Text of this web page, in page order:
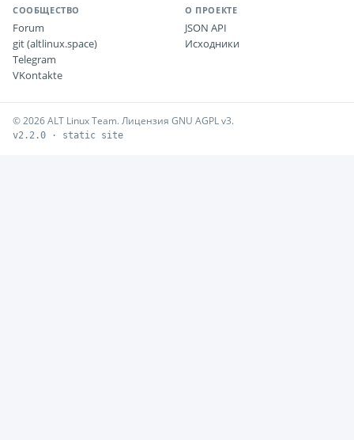
СООБЩЕСТВО
Forum
git (altlinux.space)
Telegram
VKontakte
О ПРОЕКТЕ
JSON API
Исходники
© 2026 ALT Linux Team. Лицензия GNU AGPL v3.
v2.2.0 · static site